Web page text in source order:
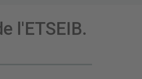
l'ETSEIB.